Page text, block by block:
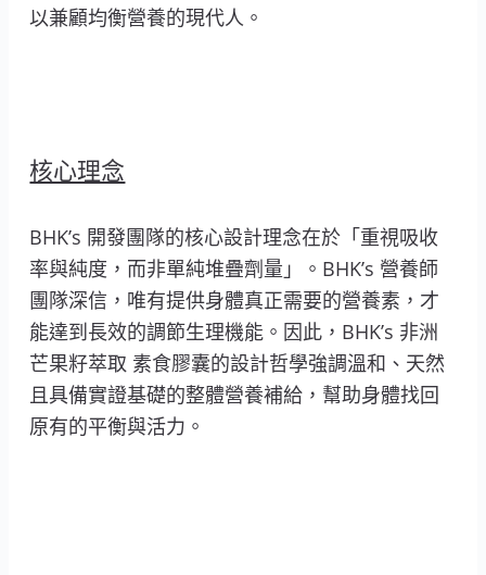
以兼顧均衡營養的現代人。
核心理念
BHK’s 開發團隊的核心設計理念在於「重視吸收
率與純度，而非單純堆疊劑量」。BHK’s 營養師
團隊深信，唯有提供身體真正需要的營養素，才
能達到長效的調節生理機能。因此，BHK’s 非洲
芒果籽萃取 素食膠囊的設計哲學強調溫和、天然
且具備實證基礎的整體營養補給，幫助身體找回
原有的平衡與活力。